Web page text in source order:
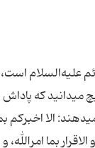
علیه‌السلام است،
كه پاداش
الا اخبركم بما
بما امرالله، و